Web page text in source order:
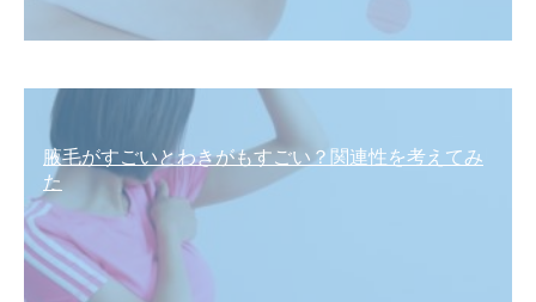
腋毛がすごいとわきがもすごい？関連性を考えてみ
た